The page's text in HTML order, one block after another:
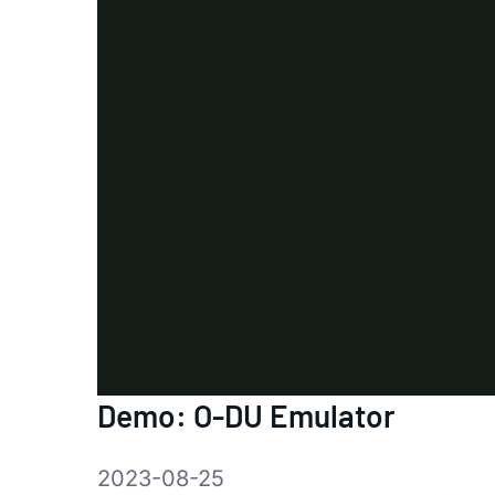
Demo: O-DU Emulator
2023-08-25